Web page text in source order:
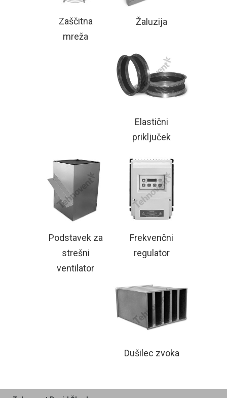
Zaščitna
mreža
Žaluzija
Elastični
priključek
Podstavek za
strešni
ventilator
Frekvenčni
regulator
Dušilec zvoka